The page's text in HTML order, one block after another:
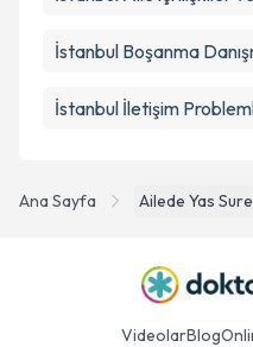
Ana Sayfa Ailede Yas
İstanbul Boşanma
İstanbul İletişim
VideolarBlog